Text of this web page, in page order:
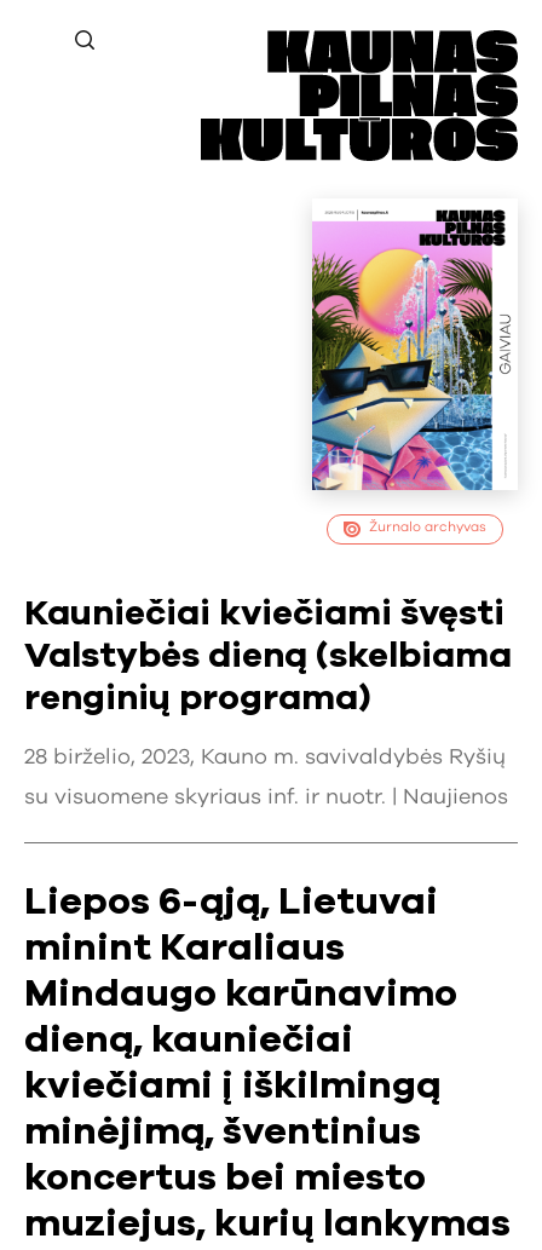
Žurnalo archyvas
Kauniečiai kviečiami švęsti
Valstybės dieną (skelbiama
renginių programa)
28 birželio, 2023, Kauno m. savivaldybės Ryšių
su visuomene skyriaus inf. ir nuotr. |
Naujienos
Liepos 6-ąją, Lietuvai
minint Karaliaus
Mindaugo karūnavimo
dieną, kauniečiai
kviečiami į iškilmingą
minėjimą, šventinius
koncertus bei miesto
muziejus, kurių lankymas